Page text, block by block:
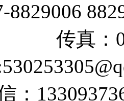
8829006
传真：
：